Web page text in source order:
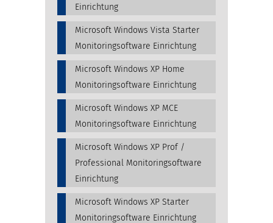
Einrichtung
Microsoft Windows Vista Starter
Monitoringsoftware Einrichtung
Microsoft Windows XP Home
Monitoringsoftware Einrichtung
Microsoft Windows XP MCE
Monitoringsoftware Einrichtung
Microsoft Windows XP Prof /
Professional Monitoringsoftware
Einrichtung
Microsoft Windows XP Starter
Monitoringsoftware Einrichtung